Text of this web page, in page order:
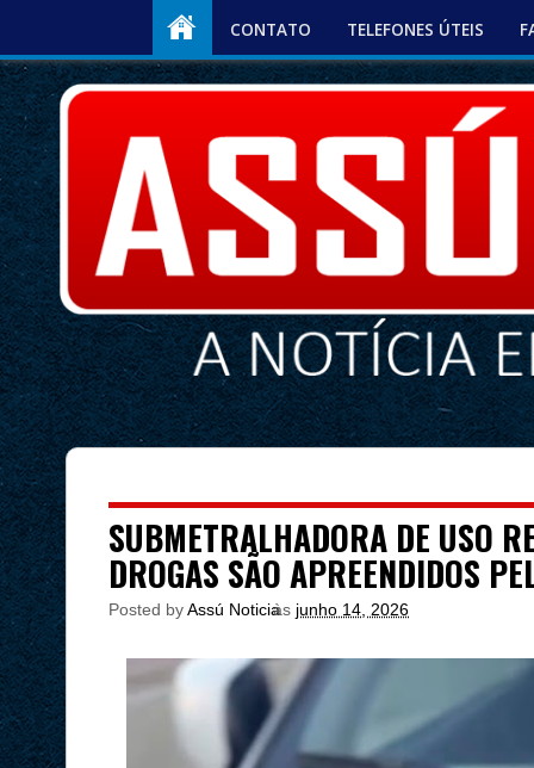
CONTATO TELEFONES ÚTEIS
SUBMETRALHADORA DE USO
DROGAS SÃO APREENDIDOS
Posted byAssú Noticia
às junho 14, 2026